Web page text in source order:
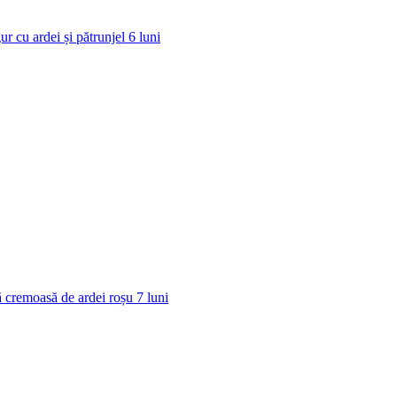
cu ardei și pătrunjel 6 luni
cremoasă de ardei roșu 7 luni